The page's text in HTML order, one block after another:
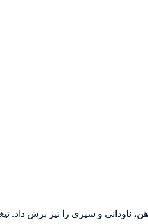
ناودانی و سپری را نیز برش داد.